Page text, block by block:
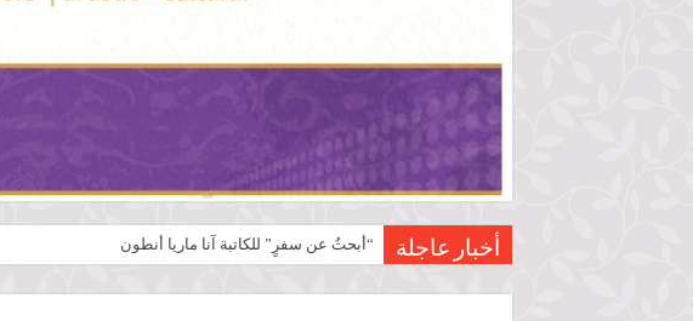
أخبار عاجلة “أبحثُ عن سفرٍ” للكاتبة آنا ماريا أنطون